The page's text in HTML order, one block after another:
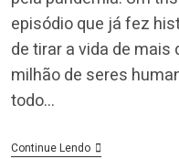
episódio que já fez
de tirar a vida de mais
milhão de seres
todo…
Continue Lendo